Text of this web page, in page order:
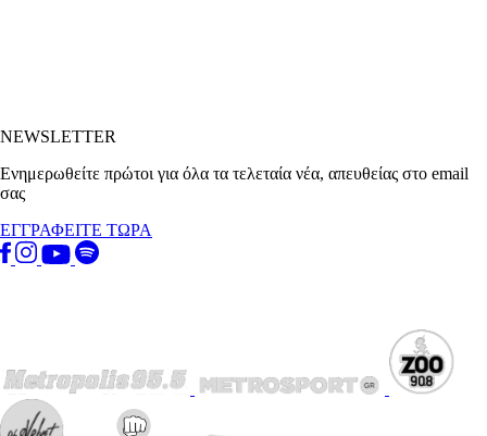
NEWSLETTER
Ενημερωθείτε πρώτοι για όλα τα τελεταία νέα, απευθείας στο email
σας
ΕΓΓΡΑΦΕΙΤΕ ΤΩΡΑ